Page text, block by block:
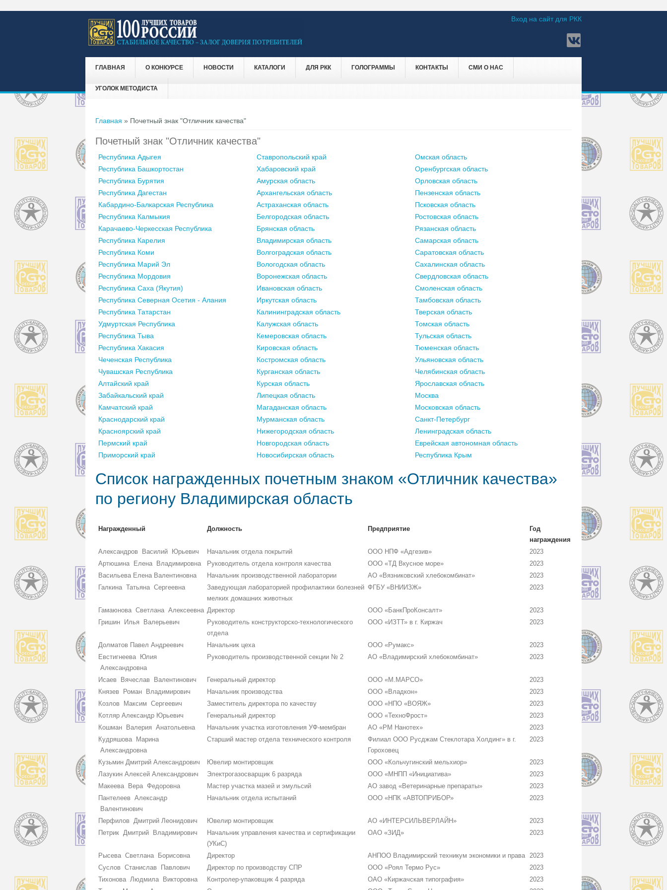
Вход на сайт для РКК
ГЛАВНАЯ О КОНКУРСЕ НОВОСТИ КАТАЛОГИ ДЛЯ РКК ГОЛОГРАММЫ КОНТАКТЫ СМИ О НАС
УГОЛОК МЕТОДИСТА
Вы здесь
Главная » Почетный знак "Отличник качества"
Почетный знак "Отличник качества"
Республика Адыгея Ставропольский край
Омская область
Республика Башкортостан
Хабаровский край
Оренбургская область
Республика Бурятия
Амурская область
Орловская область
Республика Дагестан
Архангельская область
Пензенская область
Кабардино-Балкарская Республика
Астраханская область
Псковская область
Республика Калмыкия
Белгородская область
Ростовская область
Карачаево-Черкесская Республика
Брянская область
Рязанская область
Республика Карелия
Владимирская область
Самарская область
Республика Коми
Волгоградская область
Саратовская область
Республика Марий Эл
Вологодская область
Сахалинская область
Республика Мордовия
Воронежская область
Свердловская область
Республика Саха (Якутия)
Ивановская область
Смоленская область
Республика Северная Осетия - Алания
Иркутская область
Тамбовская область
Республика Татарстан
Калининградская область
Тверская область
Удмуртская Республика
Калужская область
Томская область
Республика Тыва
Кемеровская область
Тульская область
Республика Хакасия
Кировская область
Тюменская область
Чеченская Республика
Костромская область
Ульяновская область
Чувашская Республика
Курганская область
Челябинская область
Алтайский край
Курская область
Ярославская область
Забайкальский край
Липецкая область
Москва
Камчатский край
Магаданская область
Московская область
Краснодарский край
Мурманская область
Санкт-Петербург
Красноярский край
Нижегородская область
Ленинградская область
Пермский край
Новгородская область
Еврейская автономная область
Приморский край
Новосибирская область Республика Крым
Список награжденных почетным знаком «Отличник качества»
по региону Владимирская область
Награжденный Должность Предприятие
Год
награждения
Александров Василий Юрьевич
Начальник отдела покрытий ООО НПФ «Адгезив»
2023
Артюшина Елена Владимировна
Руководитель отдела контроля качества ООО «ТД Вкусное море»
2023
Васильева Елена Валентиновна
Начальник производственной лаборатории АО «Вязниковский хлебокомбинат»
2023
Галкина Татьяна Сергеевна
Заведующая лабораторией профилактики болезней
мелких домашних животных
ФГБУ «ВНИИЗЖ» 2023
Гамаюнова Светлана Алексеевна Директор ООО «БанкПроКонсалт»
2023
Гришин Илья Валерьевич
Руководитель конструкторско-технологического
отдела
ООО «ИЗТТ» в г. Киржач 2023
Долматов Павел Андреевич Начальник цеха ООО «Румакс»
2023
Евстигнеева Юлия
Александровна
Руководитель производственной секции № 2 АО «Владимирский хлебокомбинат» 2023
Исаев Вячеслав Валентинович Генеральный директор ООО «М.МАРСО»
2023
Князев Роман Владимирович
Начальник производства ООО «Владкон»
2023
Козлов Максим Сергеевич
Заместитель директора по качеству ООО «НПО «ВОЯЖ»
2023
Котляр Александр Юрьевич
Генеральный директор ООО «ТехноФрост»
2023
Кошман Валерия Анатольевна
Начальник участка изготовления УФ-мембран АО «РМ Нанотех»
2023
Кудряшова Марина
Александровна
Старший мастер отдела технического контроля
Филиал ООО Русджам Стеклотара Холдинг» в г.
Гороховец
2023
Кузьмин Дмитрий Александрович Ювелир монтировщик ООО «Кольчугинский мельхиор»
2023
Лазукин Алексей Александрович
Электрогазосварщик 6 разряда ООО «МНПП «Инициатива»
2023
Макеева Вера Федоровна
Мастер участка мазей и эмульсий АО завод «Ветеринарные препараты»
2023
Пантелеев Александр
Валентинович
Начальник отдела испытаний ООО «НПК «АВТОПРИБОР» 2023
Перфилов Дмитрий Леонидович Ювелир монтировщик АО «ИНТЕРСИЛЬВЕРЛАЙН»
2023
Петрик Дмитрий Владимирович
Начальник управления качества и сертификации
(УКиС)
ОАО «ЗИД» 2023
Рысева Светлана Борисовна Директор АНПОО Владимирский техникум экономики и права
2023
Суслов Станислав Павлович
Директор по производству СПР ООО «Роял Термо Рус»
2023
Тихонова Людмила Викторовна
Контролер-упаковщик 4 разряда ОАО «Киржачская типография»
2023